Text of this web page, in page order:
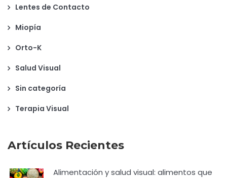
Lentes de Contacto
Miopía
Orto-K
Salud Visual
Sin categoría
Terapia Visual
Artículos Recientes
Alimentación y salud visual: alimentos que